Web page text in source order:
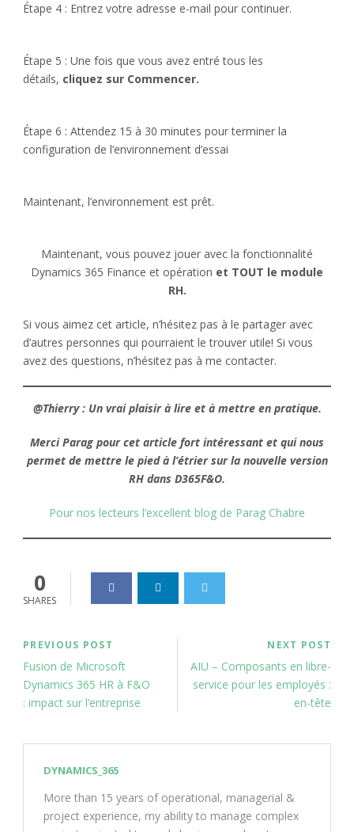
Étape 4 : Entrez votre adresse e-mail pour continuer.
Étape 5 : Une fois que vous avez entré tous les
détails, cliquez sur Commencer.
Étape 6 : Attendez 15 à 30 minutes pour terminer la
configuration de l’environnement d’essai
Maintenant, l’environnement est prêt.
Maintenant, vous pouvez jouer avec la fonctionnalité
Dynamics 365 Finance et opération et TOUT le module
RH.
Si vous aimez cet article, n’hésitez pas à le partager avec
d’autres personnes qui pourraient le trouver utile! Si vous
avez des questions, n’hésitez pas à me contacter.
@Thierry : Un vrai plaisir à lireet à mettre en pratique.
Merci Parag pour cet article fort intéressant et qui nous
permet de mettre le pied à l’étrier sur la nouvelle version
RH dans D365F&O.
Pour nos lecteurs l’excellent blog de Parag Chabre
0
SHARES
PREVIOUS POST
Fusion de Microsoft
Dynamics 365 HR à F&O
: impact sur l’entreprise
NEXT POST
AIU – Composants en libre-
service pour les employés :
en-tête
DYNAMICS_365
More than 15 years of operational, managerial &
project experience, my ability to manage complex